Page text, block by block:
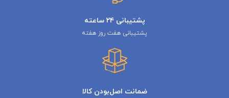
پشتیبانی ۲۴ ساعته
پشتیبانی هفت روز هفته
ضمانت اصل‌بودن کالا